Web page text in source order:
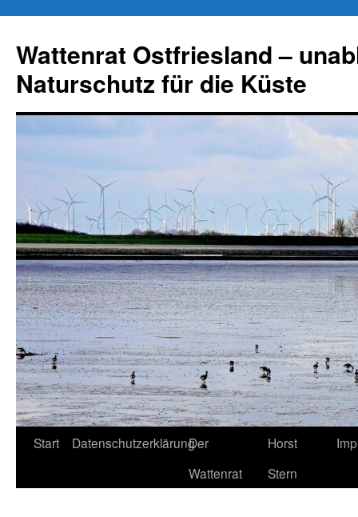
springen
Wattenrat Ostfriesland –
Naturschutz für die Küste
Start DatenschutzerklärungDer
Wattenrat
Horst
Stern